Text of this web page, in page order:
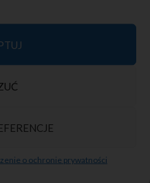
o ochronie prywatności
30%